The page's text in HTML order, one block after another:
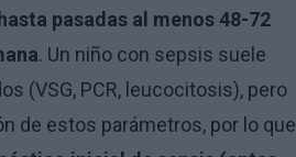
pasadas al menos 48-72
. Un niño con sepsis suele
(VSG, PCR, leucocitosis), pero
de estos parámetros, por lo que